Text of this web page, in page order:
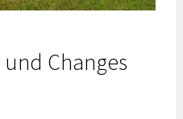
Changes